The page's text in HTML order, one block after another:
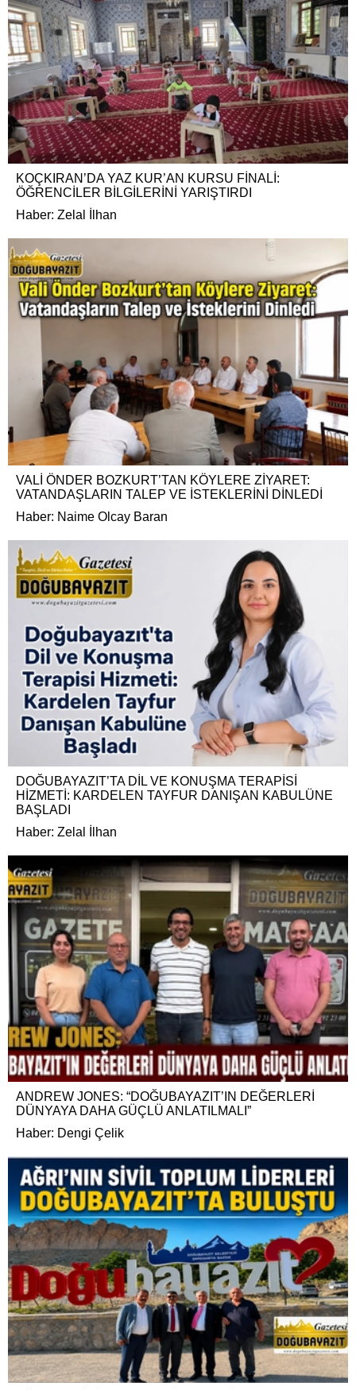
KOÇKIRAN’DA YAZ KUR’AN KURSU FİNALİ:
ÖĞRENCİLER BİLGİLERİNİ YARIŞTIRDI
Haber: Zelal İlhan
VALİ ÖNDER BOZKURT’TAN KÖYLERE ZİYARET:
VATANDAŞLARIN TALEP VE İSTEKLERİNİ DİNLEDİ
Haber: Naime Olcay Baran
DOĞUBAYAZIT’TA DİL VE KONUŞMA TERAPİSİ
HİZMETİ: KARDELEN TAYFUR DANIŞAN KABULÜNE
BAŞLADI
Haber: Zelal İlhan
ANDREW JONES: “DOĞUBAYAZIT’IN DEĞERLERİ
DÜNYAYA DAHA GÜÇLÜ ANLATILMALI”
Haber: Dengi Çelik